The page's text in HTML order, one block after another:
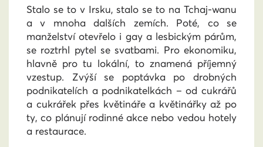
Stalo se to v Irsku, stalo se to na Tchaj-wanu
a v mnoha dalších zemích. Poté, co se
manželství otevřelo i gay a lesbickým párům,
se roztrhl pytel se svatbami. Pro ekonomiku,
hlavně pro tu lokální, to znamená příjemný
vzestup. Zvýší se poptávka po drobných
podnikatelích a podnikatelkách – od cukrářů
a cukrářek přes květináře a květinářky až po
ty, co plánují rodinné akce nebo vedou hotely
a restaurace.